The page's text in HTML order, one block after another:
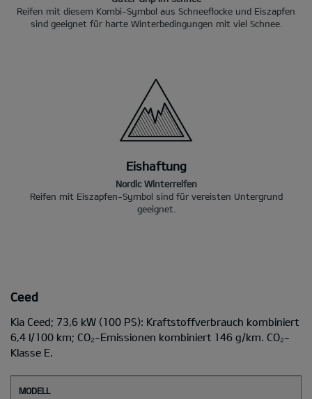
Reifen mit diesem Kombi-Symbol aus Schneeflocke und Eiszapfen
sind geeignet für harte Winterbedingungen mit viel Schnee.
Eishaftung
Nordic Winterreifen
Reifen mit Eiszapfen-Symbol sind für vereisten Untergrund
geeignet.
Ceed
Kia Ceed; 73,6 kW (100 PS): Kraftstoffverbrauch kombiniert
6,4 l/100 km; CO₂-Emissionen kombiniert 146 g/km. CO₂-
Klasse E.
M